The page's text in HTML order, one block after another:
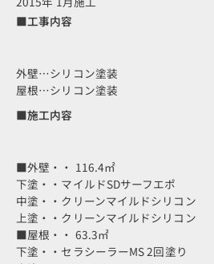
■工事内容
外壁…シリコン塗装
屋根…シリコン塗装
■施工内容
■外壁・・ 116.4㎡
下塗・・マイルドSDサーフエポ
中塗・・クリーンマイルドシリコン
上塗・・クリーンマイルドシリコン
■屋根・・ 63.3㎡
下塗・・セラシーラーMS 2回塗り